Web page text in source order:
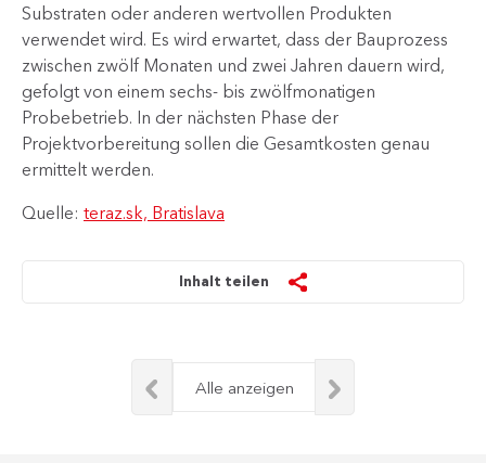
Substraten oder anderen wertvollen Produkten
verwendet wird. Es wird erwartet, dass der Bauprozess
zwischen zwölf Monaten und zwei Jahren dauern wird,
gefolgt von einem sechs- bis zwölfmonatigen
Probebetrieb. In der nächsten Phase der
Projektvorbereitung sollen die Gesamtkosten genau
ermittelt werden.
Quelle: teraz.sk, Bratislava
Inhalt teilen
Alle anzeigen